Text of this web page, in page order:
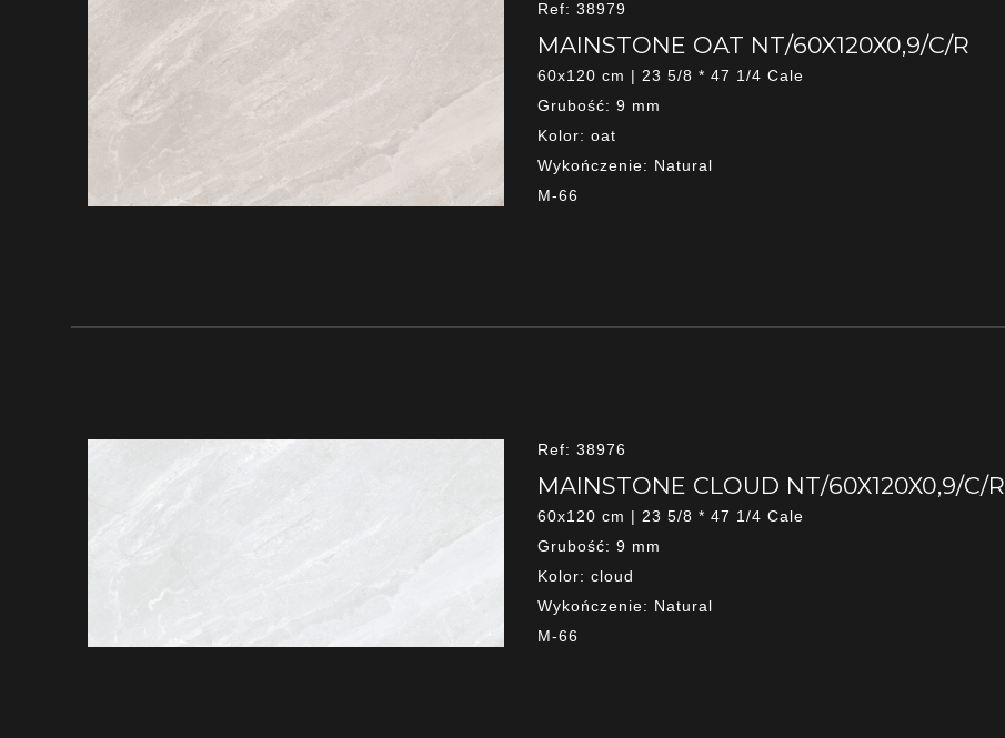
Ref: 38979
MAINSTONE OAT NT/60X120X0,9/C/R
60x120 cm | 23 5/8 * 47 1/4 Cale
Grubość: 9 mm
Kolor: oat
Wykończenie: Natural
M-66
Ref: 38976
MAINSTONE CLOUD NT/60X120X0,9/C/R
60x120 cm | 23 5/8 * 47 1/4 Cale
Grubość: 9 mm
Kolor: cloud
Wykończenie: Natural
M-66